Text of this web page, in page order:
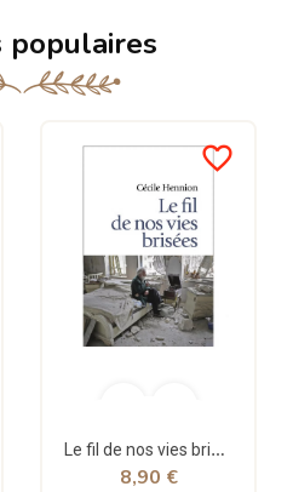
populaires
favorite_border
Le fil de nos vies brisées - poche - Cécile Hennion - Points
8,90 €